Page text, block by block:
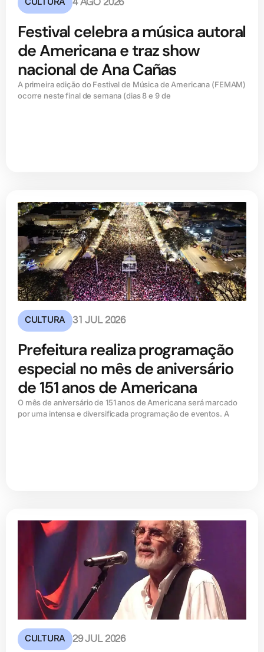
4 AGO 2026
Festival celebra a música autoral
de Americana e traz show
nacional de Ana Cañas
A primeira edição do Festival de Música de Americana (FEMAM)
ocorre neste final de semana (dias 8 e 9 de
CULTURA 31 JUL 2026
Prefeitura realiza programação
especial no mês de aniversário
de 151 anos de Americana
O mês de aniversário de 151 anos de Americana será marcado
por uma intensa e diversificada programação de eventos. A
CULTURA 29 JUL 2026